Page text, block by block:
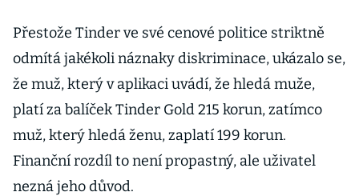
Přestože Tinder ve své cenové politice striktně
odmítá jakékoli náznaky diskriminace, ukázalo se,
že muž, který v aplikaci uvádí, že hledá muže,
platí za balíček Tinder Gold 215 korun, zatímco
muž, který hledá ženu, zaplatí 199 korun.
Finanční rozdíl to není propastný, ale uživatel
nezná jeho důvod.